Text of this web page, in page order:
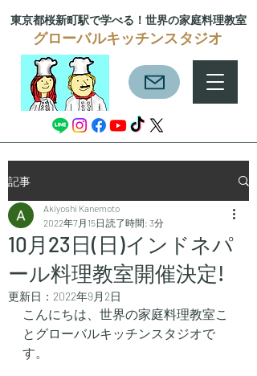
東京都桜新町駅で学べる！ 世界の家庭料理教室
グローバルキッチンスタジオ
記事
10月23日(日)インドネパ
ール料理教室開催決定!
Akiyoshi Kanemoto
2022年7月15日 読了時間: 3分
更新日： 2022年9月2日
こんにちは、世界の家庭料理教室こ
とグローバルキッチンスタジオで
す。